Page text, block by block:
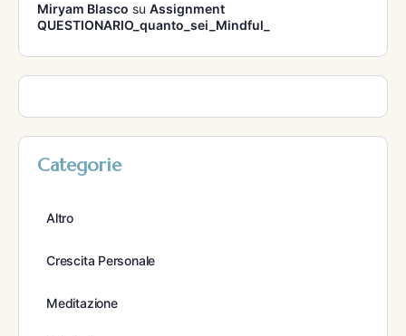
Miryam Blasco su Assignment
QUESTIONARIO_quanto_sei_Mindful_
Categorie
Altro
Crescita Personale
Meditazione